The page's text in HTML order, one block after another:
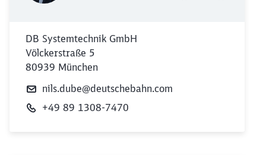
DB Systemtechnik GmbH
Völckerstraße 5
80939 München
nils.dube@deutschebahn.com
+49 89 1308-7470